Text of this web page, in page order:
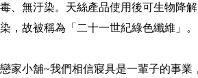
毒、無汙染。天絲產品使用後可生物降
染，故被稱為「二十一世紀綠色纖維」。
戀家小舖~我們相信寢具是一輩子的事業